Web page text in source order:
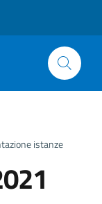
istanze